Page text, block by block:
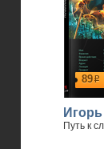
89р
Путь к